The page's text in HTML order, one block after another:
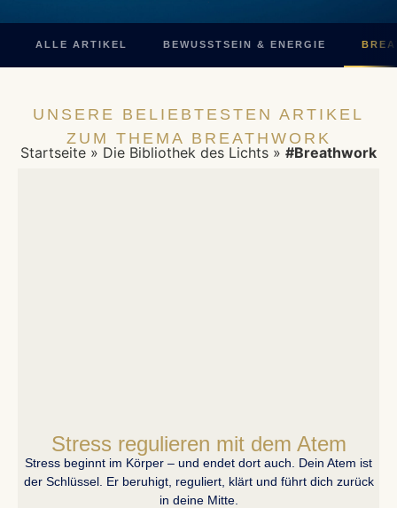
ALLE ARTIKEL BEWUSSTSEIN & ENERGIE
UNSERE BELIEBTESTEN ARTIKEL
ZUM THEMA BREATHWORK
Startseite » Die Bibliothek des Lichts » #Breathwork
Stress regulieren mit dem Atem
Stress beginnt im Körper – und endet dort auch. Dein Atem ist
der Schlüssel. Er beruhigt, reguliert, klärt und führt dich zurück
in deine Mitte.